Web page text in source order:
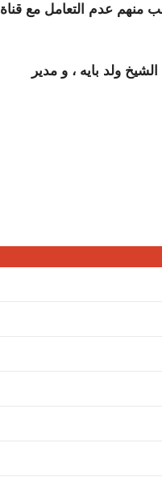
منهم عدم التعامل مع قناة
ولد بايه ، و مدير